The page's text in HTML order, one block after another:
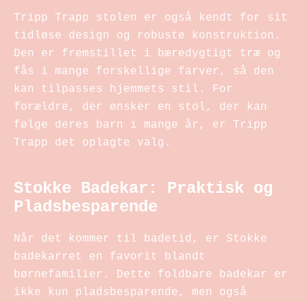
Tripp Trapp stolen er også kendt for sit
tidløse design og robuste konstruktion.
Den er fremstillet i bæredygtigt træ og
fås i mange forskellige farver, så den
kan tilpasses hjemmets stil. For
forældre, der ønsker en stol, der kan
følge deres barn i mange år, er Tripp
Trapp det oplagte valg.
Stokke Badekar: Praktisk og
Pladsbesparende
Når det kommer til badetid, er Stokke
badekarret en favorit blandt
børnefamilier. Dette foldbare badekar er
ikke kun pladsbesparende, men også